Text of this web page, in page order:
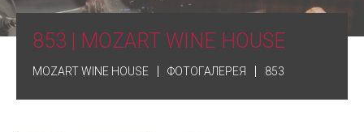
853 | MOZART WINE HOUSE
MOZART WINE HOUSE ФОТОГАЛЕРЕЯ 853